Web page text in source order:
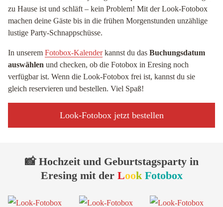
zu Hause ist und schläft – kein Problem! Mit der Look-Fotobox
machen deine Gäste bis in die frühen Morgenstunden unzählige
lustige Party-Schnappschüsse.
In unserem Fotobox-Kalenderkannst du das Buchungsdatum
auswählen und checken, ob die Fotobox in Eresing noch
verfügbar ist. Wenn die Look-Fotobox frei ist, kannst du sie
gleich reservieren und bestellen. Viel Spaß!
Look-Fotobox jetzt bestellen
📸 Hochzeit und Geburtstagsparty in
Eresing mit der Look Fotobox